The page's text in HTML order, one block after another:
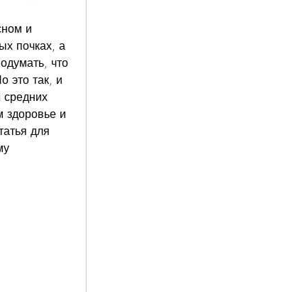
и
почках, а
что
это так, и
здоровье и
для